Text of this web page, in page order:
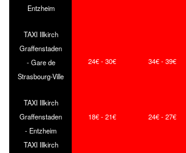
Entzheim
TAXI Illkirch
Graffenstaden
- Gare de
Strasbourg-Ville
24€ - 30€ 34€ - 39€
TAXI Illkirch
Graffenstaden
- Entzheim
18€ - 21€ 24€ - 27€
TAXI Illkirch